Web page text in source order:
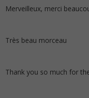
Merveilleux, merci
Très beau morceau
Thank you so much for